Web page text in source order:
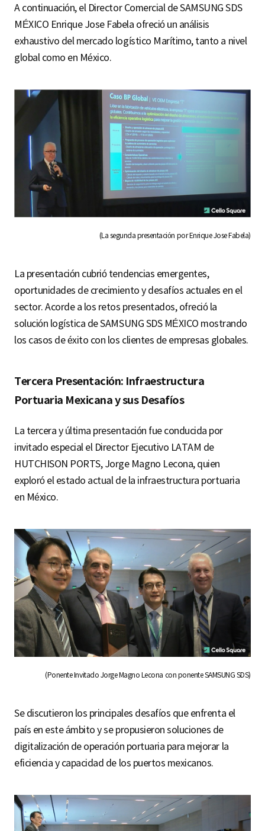
A continuación, el Director Comercial de SAMSUNG SDS
MÉXICO Enrique Jose Fabela ofreció un análisis
exhaustivo del mercado logístico Marítimo, tanto a nivel
global como en México.
(La segunda presentación por Enrique Jose Fabela)
La presentación cubrió tendencias emergentes,
oportunidades de crecimiento y desafíos actuales en el
sector. Acorde a los retos presentados, ofreció la
solución logística de SAMSUNG SDS MÉXICO mostrando
los casos de éxito con los clientes de empresas globales.
Tercera Presentación: Infraestructura
Portuaria Mexicana y sus Desafíos
La tercera y última presentación fue conducida por
invitado especial el Director Ejecutivo LATAM de
HUTCHISON PORTS, Jorge Magno Lecona, quien
exploró el estado actual de la infraestructura portuaria
en México.
(Ponente Invitado Jorge Magno Lecona con ponente SAMSUNG SDS)
Se discutieron los principales desafíos que enfrenta el
país en este ámbito y se propusieron soluciones de
digitalización de operación portuaria para mejorar la
eficiencia y capacidad de los puertos mexicanos.